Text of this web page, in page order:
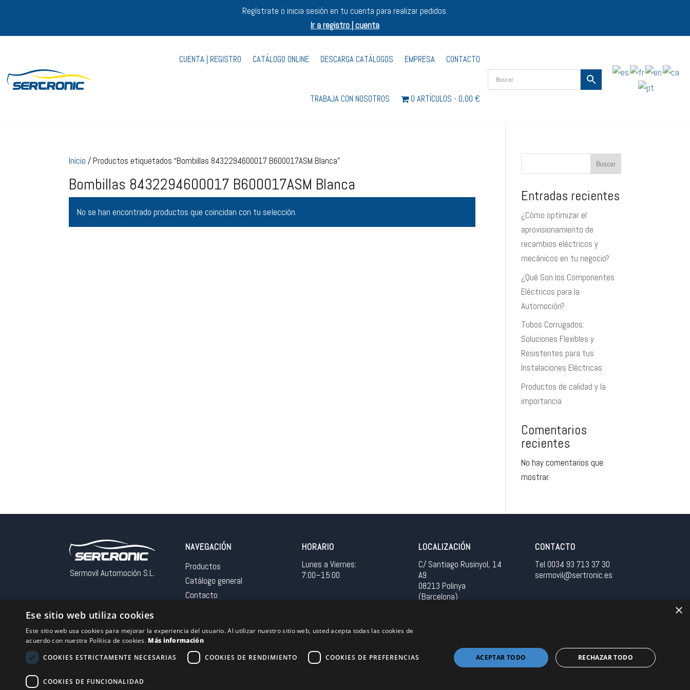
Regístrate o inicia sesión en tu cuenta para realizar pedidos.
Ir a registro | cuenta
CUENTA | REGISTRO CATÁLOGO ONLINE DESCARGA CATÁLOGOS EMPRESA CONTACTO
TRABAJA CON NOSOTROS 0 ARTÍCULOS 0,00 €
Inicio / Productos etiquetados “Bombillas 8432294600017 B600017ASM Blanca”
Bombillas 8432294600017 B600017ASM Blanca
No se han encontrado productos que coincidan con tu selección.
Buscar
Entradas recientes
¿Cómo optimizar el
aprovisionamiento de
recambios eléctricos y
mecánicos en tu negocio?
¿Qué Son los Componentes
Eléctricos para la
Automoción?
Tubos Corrugados:
Soluciones Flexibles y
Resistentes para tus
Instalaciones Eléctricas
Productos de calidad y la
importancia
Comentarios
recientes
No hay comentarios que
mostrar.
Sermovil Automoción S.L.
NAVEGACIÓN
Productos
Catálogo general
Contacto
HORARIO
Lunes a Viernes:
7:00–15:00
LOCALIZACIÓN
C/ Santiago Rusinyol, 14
A9
08213 Polinya
(Barcelona)
CONTACTO
Tel 0034 93 713 37 30
sermovil@sertronic.es
×
Ese sitio web utiliza cookies
Este sitio web usa cookies para mejorar la experiencia del usuario. Al utilizar nuestro sitio web, usted acepta todas las cookies de
acuerdo con nuestra Política de cookies. Más información
COOKIES ESTRICTAMENTE NECESARIAS
COOKIES DE RENDIMIENTO COOKIES DE PREFERENCIAS
COOKIES DE FUNCIONALIDAD
ACEPTAR TODO RECHAZAR TODO